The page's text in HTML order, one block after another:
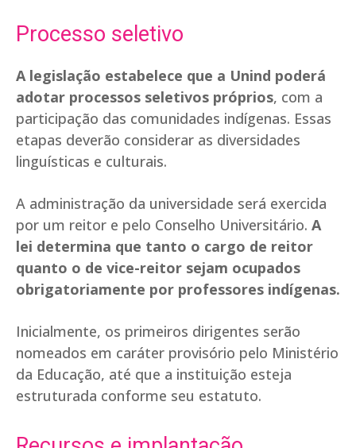
Processo seletivo
A legislação estabelece que a Unind poderá
adotar processos seletivos próprios, com a
participação das comunidades indígenas. Essas
etapas deverão considerar as diversidades
linguísticas e culturais.
A administração da universidade será exercida
por um reitor e pelo Conselho Universitário. A
lei determina que tanto o cargo de reitor
quanto o de vice-reitor sejam ocupados
obrigatoriamente por professores indígenas.
Inicialmente, os primeiros dirigentes serão
nomeados em caráter provisório pelo Ministério
da Educação, até que a instituição esteja
estruturada conforme seu estatuto.